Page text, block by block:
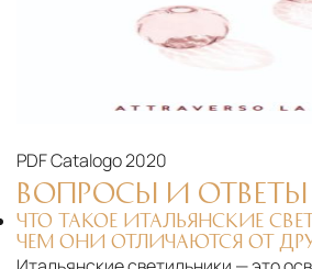
Гарантийная проверка
—
предмет повреждений и
Москве осуществляется в
дней. Для Московской области
от удалённости объекта и
10 рабочих дней. Возможна
PDFCatalogo 2020
ВОПРОСЫ И ОТВЕТЫ
ЧТО ТАКОЕ ИТАЛЬЯНСКИЕ
ЧЕМ ОНИ ОТЛИЧАЮТСЯ ОТ